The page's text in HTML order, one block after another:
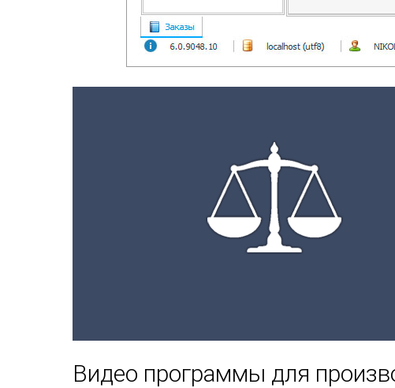
Видео программы для